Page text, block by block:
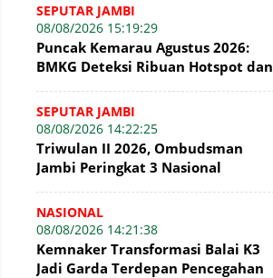
SEPUTAR JAMBI
08/08/2026 15:19:29
Puncak Kemarau Agustus 2026:
BMKG Deteksi Ribuan Hotspot dan
SEPUTAR JAMBI
08/08/2026 14:22:25
Triwulan II 2026, Ombudsman
Jambi Peringkat 3 Nasional
NASIONAL
08/08/2026 14:21:38
Kemnaker Transformasi Balai K3
Jadi Garda Terdepan Pencegahan